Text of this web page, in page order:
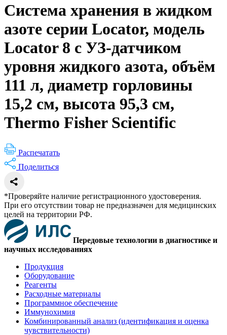
Система хранения в жидком
азоте серии Locator, модель
Locator 8 с УЗ-датчиком
уровня жидкого азота, объём
111 л, диаметр горловины
15,2 см, высота 95,3 см,
Thermo Fisher Scientific
Распечатать
Поделиться
*Проверяйте наличие регистрационного удостоверения.
При его отсутствии товар не предназначен для медицинских
целей на территории РФ.
Передовые технологии в диагностике и
научных исследованиях
Продукция
Оборудование
Реагенты
Расходные материалы
Программное обеспечение
Иммунохимия
Комбинированный анализ (идентификация и оценка
чувствительности)